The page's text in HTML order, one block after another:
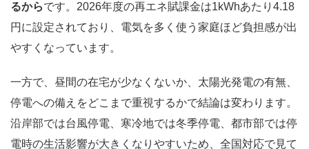
るからです。2026年度の再エネ賦課金は1kWhあたり4.18
円に設定されており、電気を多く使う家庭ほど負担感が出
やすくなっています。
一方で、昼間の在宅が少なくないか、太陽光発電の有無、
停電への備えをどこまで重視するかで結論は変わります。
沿岸部では台風停電、寒冷地では冬季停電、都市部では停
電時の生活影響が大きくなりやすいため、全国対応で見て